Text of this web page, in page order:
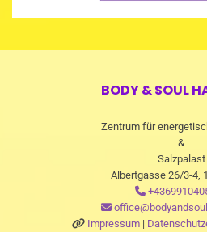
BODY & SOUL
Zentrum für
&
Salzpalast
Albertgasse 26/3-4,


 Impressum|